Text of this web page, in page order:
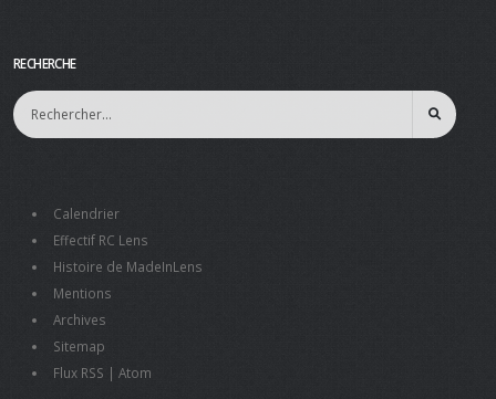
RECHERCHE
Calendrier
Effectif RC Lens
Histoire de MadeInLens
Mentions
Archives
Sitemap
Flux RSS | Atom